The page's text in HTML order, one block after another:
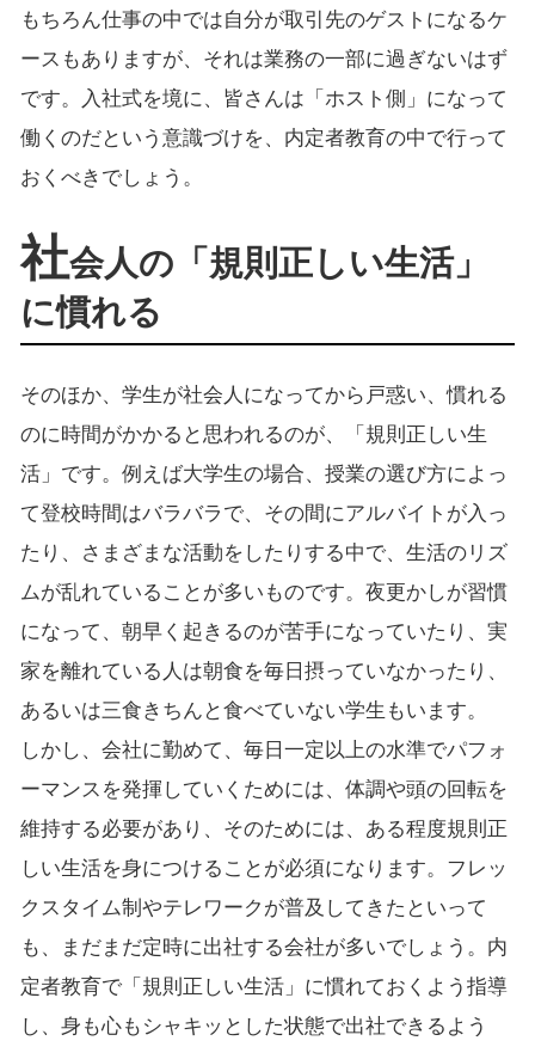
もちろん仕事の中では自分が取引先のゲストになるケ
ースもありますが、それは業務の一部に過ぎないはず
です。入社式を境に、皆さんは「ホスト側」になって
働くのだという意識づけを、内定者教育の中で行って
おくべきでしょう。
社会人の「規則正しい生活」
に慣れる
そのほか、学生が社会人になってから戸惑い、慣れる
のに時間がかかると思われるのが、「規則正しい生
活」です。例えば大学生の場合、授業の選び方によっ
て登校時間はバラバラで、その間にアルバイトが入っ
たり、さまざまな活動をしたりする中で、生活のリズ
ムが乱れていることが多いものです。夜更かしが習慣
になって、朝早く起きるのが苦手になっていたり、実
家を離れている人は朝食を毎日摂っていなかったり、
あるいは三食きちんと食べていない学生もいます。
しかし、会社に勤めて、毎日一定以上の水準でパフォ
ーマンスを発揮していくためには、体調や頭の回転を
維持する必要があり、そのためには、ある程度規則正
しい生活を身につけることが必須になります。フレッ
クスタイム制やテレワークが普及してきたといって
も、まだまだ定時に出社する会社が多いでしょう。内
定者教育で「規則正しい生活」に慣れておくよう指導
し、身も心もシャキッとした状態で出社できるよう